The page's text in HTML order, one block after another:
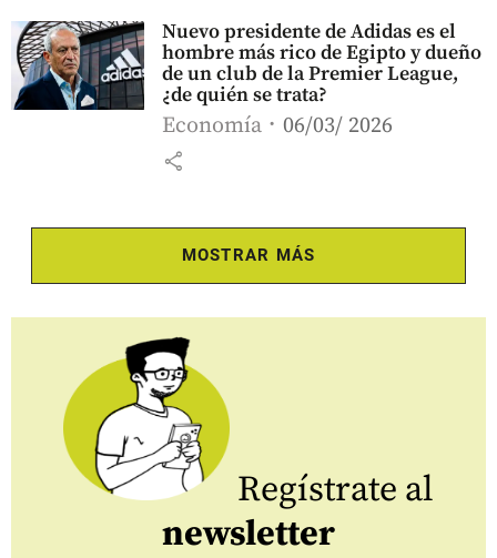
Nuevo presidente de Adidas es el
hombre más rico de Egipto y dueño
de un club de la Premier League,
¿de quién se trata?
Economía 06/03/ 2026
share
MOSTRAR MÁS
Regístrate al
newsletter